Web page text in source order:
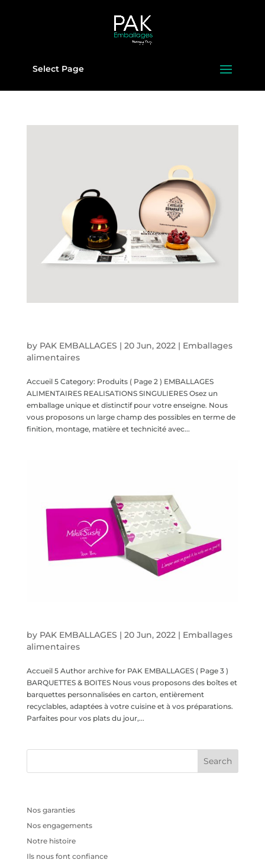
Select Page
by PAK EMBALLAGES | 20 Jun, 2022| Emballages
alimentaires
Accueil 5 Category: Produits ( Page 2 ) EMBALLAGES
ALIMENTAIRES REALISATIONS SINGULIERES Osez un
emballage unique et distinctif pour votre enseigne. Nous
vous proposons un large champ des possibles en terme de
finition, montage, matière et technicité avec...
by PAK EMBALLAGES | 20 Jun, 2022| Emballages
alimentaires
Accueil 5 Author archive for PAK EMBALLAGES ( Page 3 )
BARQUETTES & BOITES Nous vous proposons des boîtes et
barquettes personnalisées en carton, entièrement
recyclables, adaptées à votre cuisine et à vos préparations.
Parfaites pour vos plats du jour,...
Nos garanties
Nos engagements
Notre histoire
Ils nous font confiance